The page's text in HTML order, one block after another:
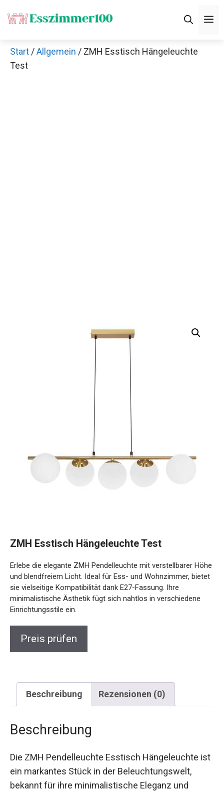
Inhalt
Start /Allgemein / ZMH Esstisch Hängeleuchte
Test
ZMH Esstisch Hängeleuchte Test
Erlebe die elegante ZMH Pendelleuchte mit verstellbarer Höhe
und blendfreiem Licht. Ideal für Ess- und Wohnzimmer, bietet
sie vielseitige Kompatibilität dank E27-Fassung. Ihre
minimalistische Ästhetik fügt sich nahtlos in verschiedene
Einrichtungsstile ein.
Preis prüfen
Beschreibung Rezensionen (0)
Beschreibung
Die ZMH Pendelleuchte Esstisch Hängeleuchte ist
ein markantes Stück in der Beleuchtungswelt,
bekannt für ihre minimalistische Eleganz und